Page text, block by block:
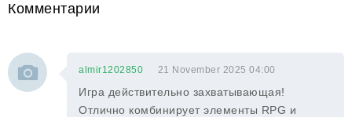
Комментарии
almir1202850 21 November 2025 04:00
Игра действительно захватывающая!
Отлично комбинирует элементы RPG и